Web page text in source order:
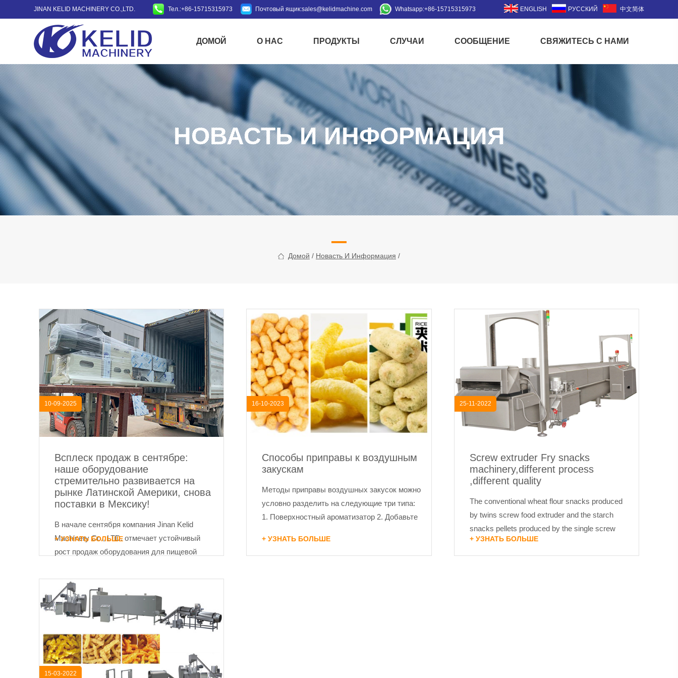
JINAN KELID MACHINERY CO.,LTD. Тел.:+86-15715315973 Почтовый ящик:sales@kelidmachine.com Whatsapp:+86-15715315973 ENGLISH РУССКИЙ 中文简体
ДОМОЙ О НАС ПРОДУКТЫ СЛУЧАИ СООБЩЕНИЕ СВЯЖИТЕСЬ С НАМИ
НОВАСТЬ И ИНФОРМАЦИЯ
Домой / Новасть И Информация /
10-09-2025
Всплеск продаж в сентябре:
наше оборудование
стремительно развивается на
рынке Латинской Америки, снова
поставки в Мексику!
В начале сентября компания Jinan Kelid
Machinery Co., LTD. отмечает устойчивый
рост продаж оборудования для пищевой
микроволнового оборудования. Наша
продукция набирает ...
+ УЗНАТЬ БОЛЬШЕ
16-10-2023
Способы приправы к воздушным
закускам
Методы приправы воздушных закусок можно
условно разделить на следующие три типа:
1. Поверхностный ароматизатор 2. Добавьте
+ УЗНАТЬ БОЛЬШЕ
25-11-2022
Screw extruder Fry snacks
machinery,different process
,different quality
The conventional wheat flour snacks produced
by twins screw food extruder and the starch
snacks pellets produced by the single screw
extruder, need to be fried at high temperature to
achieve the final...
+ УЗНАТЬ БОЛЬШЕ
15-03-2022